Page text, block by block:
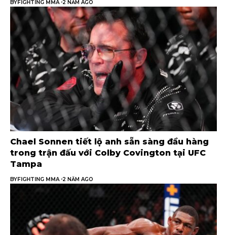
BYFIGHTING MMA 2 NĂM AGO
Chael Sonnen tiết lộ anh sẵn sàng đầu hàng
trong trận đấu với Colby Covington tại UFC
Tampa
BYFIGHTING MMA 2 NĂM AGO